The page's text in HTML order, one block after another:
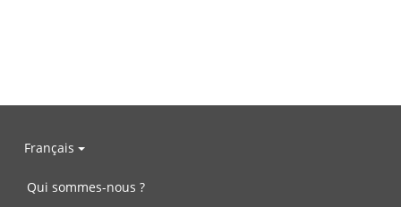
Français
Qui sommes-nous ?